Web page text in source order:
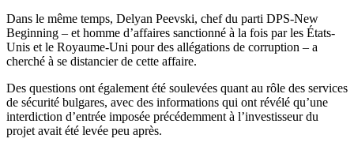
Dans le même temps, Delyan Peevski, chef du parti DPS-New
Beginning – et homme d’affaires sanctionné à la fois par les États-
Unis et le Royaume-Uni pour des allégations de corruption – a
cherché à se distancier de cette affaire.
Des questions ont également été soulevées quant au rôle des services
de sécurité bulgares, avec des informations qui ont révélé qu’une
interdiction d’entrée imposée précédemment à l’investisseur du
projet avait été levée peu après.